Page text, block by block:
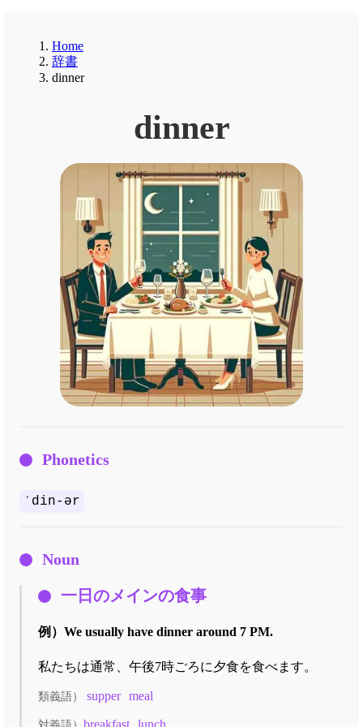
Home
辞書
dinner
dinner
Phonetics
ˈdin-ər
Noun
一日のメインの食事
例） We usually have dinner around 7 PM.
私たちは通常、午後7時ごろに夕食を食べます。
類義語） supper meal
breakfast lunch